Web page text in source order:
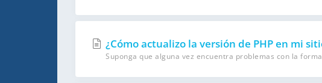
¿Cómo actualizo la versión de PHP en mi
Suponga que alguna vez encuentra problemas con la